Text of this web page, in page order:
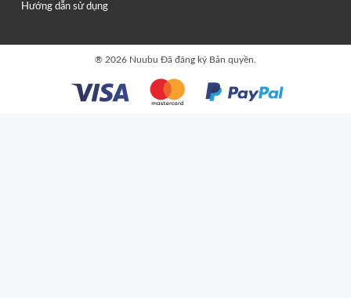
Hướng dẫn sử dụng
® 2026 Nuubu Đã đăng ký Bản quyền.